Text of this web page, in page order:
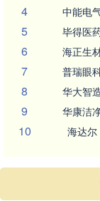
4 中能电
5 毕得医
6 海正生
7 普瑞眼
8 华大智
9 华康洁
10 海达尔